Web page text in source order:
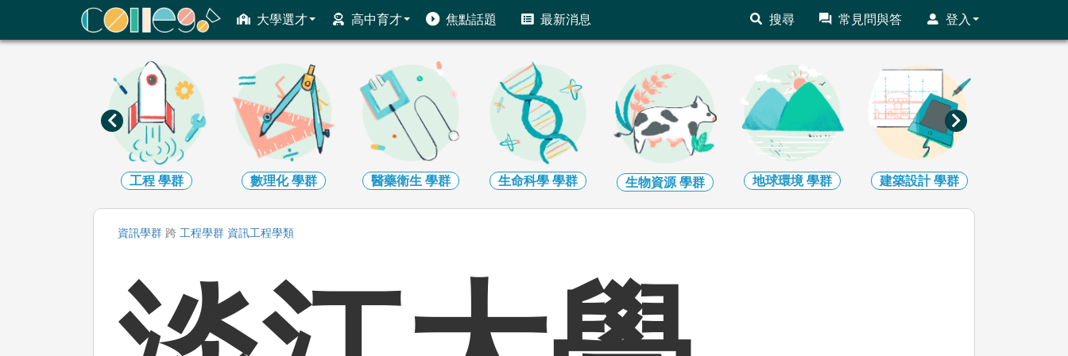
大學選才 高中育才 焦點話題 最新消息 搜尋 常見問與答 登入
ColleGo! 大學選才與高中育才輔助系統
數理化學群 醫藥衛生學群 生命科學 學群 生物資源 學群 地球環境 學群 建築設計學群 藝術學群
資訊學群 跨 工程學群 資訊工程學類